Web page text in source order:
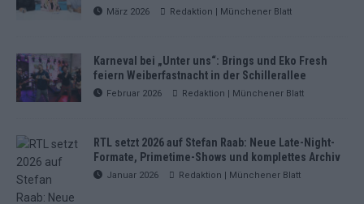
März 2026 Redaktion | Münchener Blatt
Karneval bei „Unter uns“: Brings und Eko Fresh
feiern Weiberfastnacht in der Schillerallee
Februar 2026 Redaktion | Münchener Blatt
RTL setzt 2026 auf Stefan Raab: Neue Late-Night-
Formate, Primetime-Shows und komplettes Archiv
Januar 2026 Redaktion | Münchener Blatt